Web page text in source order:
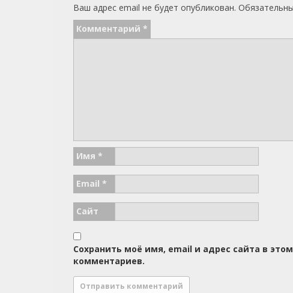
Ваш адрес email не будет опубликован.
Комментарий *
Имя *
Email *
Сайт
Сохранить моё имя, email и адрес сайта в
комментариев.